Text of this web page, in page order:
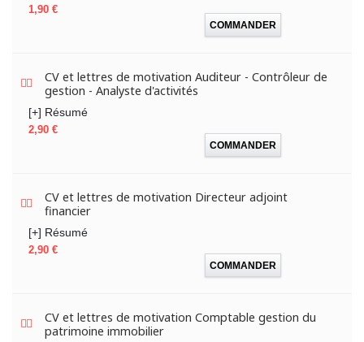
Prix
1,90 €
COMMANDER
CV et lettres de motivation Auditeur - Contrôleur de
gestion - Analyste d'activités
[+] Résumé
Prix
2,90 €
COMMANDER
CV et lettres de motivation Directeur adjoint
financier
[+] Résumé
Prix
2,90 €
COMMANDER
CV et lettres de motivation Comptable gestion du
patrimoine immobilier